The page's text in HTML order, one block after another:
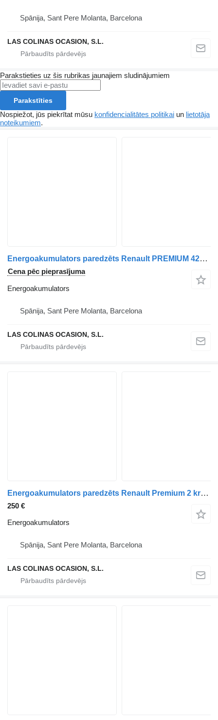
Spānija, Sant Pere Molanta, Barcelona
LAS COLINAS OCASION, S.L.
Parakstieties uz šis rubrikas jaunajiem sludinājumiem
Parakstīties
Nospiežot, jūs piekrītat mūsu konfidencialitātes politikai un lietotāja
noteikumiem.
Energoakumulators paredzēts Renault PREMIUM 420 kravas automašīnas
Cena pēc pieprasījuma
Energoakumulators
Spānija, Sant Pere Molanta, Barcelona
LAS COLINAS OCASION, S.L.
Energoakumulators paredzēts Renault Premium 2 kravas automašīnas
250 €
Energoakumulators
Spānija, Sant Pere Molanta, Barcelona
LAS COLINAS OCASION, S.L.